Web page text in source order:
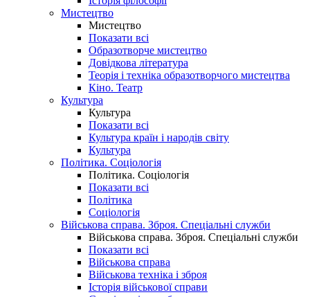
Мистецтво
Мистецтво
Показати всі
Образотворче мистецтво
Довідкова література
Теорія і техніка образотворчого мистецтва
Кіно. Театр
Культура
Культура
Показати всі
Культура країн і народів світу
Культура
Політика. Соціологія
Політика. Соціологія
Показати всі
Політика
Соціологія
Військова справа. Зброя. Спеціальні служби
Військова справа. Зброя. Спеціальні служби
Показати всі
Військова справа
Військова техніка і зброя
Історія військової справи